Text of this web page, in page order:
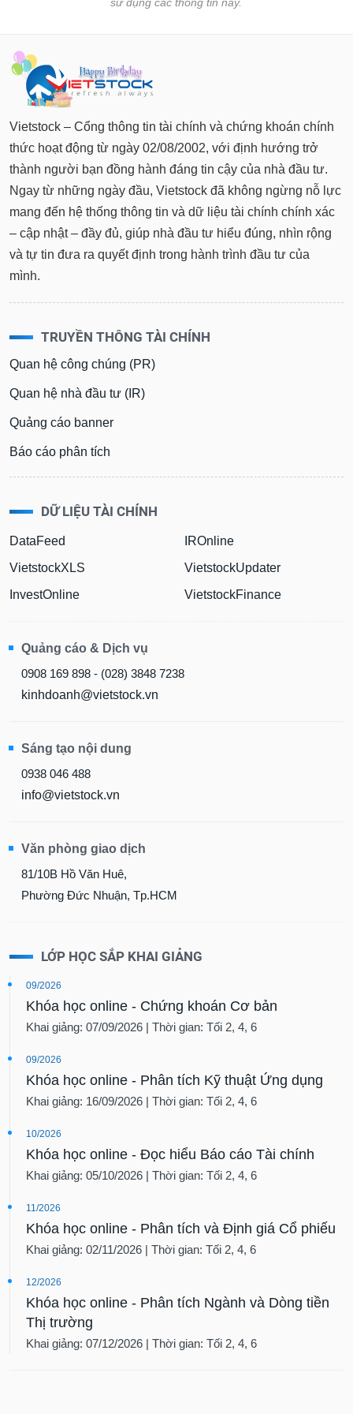
sử dụng các thông tin này.
Vietstock – Cổng thông tin tài chính và chứng khoán chính
thức hoạt động từ ngày 02/08/2002, với định hướng trở
thành người bạn đồng hành đáng tin cậy của nhà đầu tư.
Ngay từ những ngày đầu, Vietstock đã không ngừng nỗ lực
mang đến hệ thống thông tin và dữ liệu tài chính chính xác
– cập nhật – đầy đủ, giúp nhà đầu tư hiểu đúng, nhìn rộng
và tự tin đưa ra quyết định trong hành trình đầu tư của
mình.
TRUYỀN THÔNG TÀI CHÍNH
Quan hệ công chúng (PR)
Quan hệ nhà đầu tư (IR)
Quảng cáo banner
Báo cáo phân tích
DỮ LIỆU TÀI CHÍNH
DataFeed
VietstockXLS
InvestOnline
IROnline
VietstockUpdater
VietstockFinance
Quảng cáo & Dịch vụ
0908 169 898 - (028) 3848 7238
kinhdoanh@vietstock.vn
Sáng tạo nội dung
0938 046 488
info@vietstock.vn
Văn phòng giao dịch
81/10B Hồ Văn Huê,
Phường Đức Nhuận, Tp.HCM
LỚP HỌC SẮP KHAI GIẢNG
09/2026
Khóa học online - Chứng khoán Cơ bản
Khai giảng: 07/09/2026 | Thời gian: Tối 2, 4, 6
09/2026
Khóa học online - Phân tích Kỹ thuật Ứng dụng
Khai giảng: 16/09/2026 | Thời gian: Tối 2, 4, 6
10/2026
Khóa học online - Đọc hiểu Báo cáo Tài chính
Khai giảng: 05/10/2026 | Thời gian: Tối 2, 4, 6
11/2026
Khóa học online - Phân tích và Định giá Cổ phiếu
Khai giảng: 02/11/2026 | Thời gian: Tối 2, 4, 6
12/2026
Khóa học online - Phân tích Ngành và Dòng tiền
Thị trường
Khai giảng: 07/12/2026 | Thời gian: Tối 2, 4, 6